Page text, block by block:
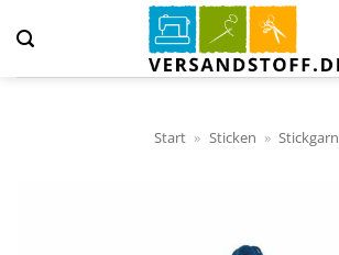
Inhalt
springen
Start » Sticken » Stickgarn